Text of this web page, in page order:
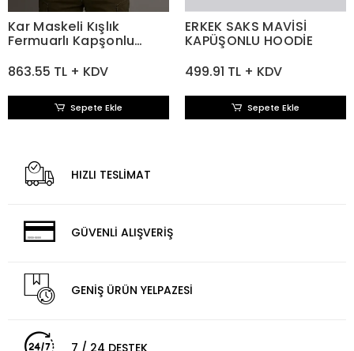
Kar Maskeli Kışlık
Fermuarlı Kapşonlu
863.55 TL + KDV
Sepete Ekle
ERKEK SAKS MAVİSİ
KAPÜŞONLU HOODİE
499.91 TL + KDV
Sepete Ekle
HIZLI TESLİMAT
GÜVENLİ ALIŞVERİŞ
GENİŞ ÜRÜN YELPAZESİ